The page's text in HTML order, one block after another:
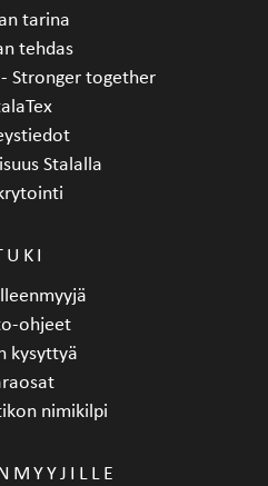
tarina
tehdas
Stronger together
Stalalla
ohjeet
kysyttyä
nimikilpi